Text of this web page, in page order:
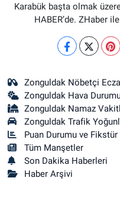
Karabük başta olmak
HABER’de. ZHaber
Zonguldak Nöbetçi
Zonguldak Hava
Zonguldak Namaz
Zonguldak Trafik
Puan Durumu ve Fikstür
Tüm Manşetler
Son Dakika Haberleri
Haber Arşivi